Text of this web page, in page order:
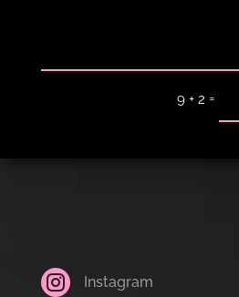
9 + 2 =
 Instagram